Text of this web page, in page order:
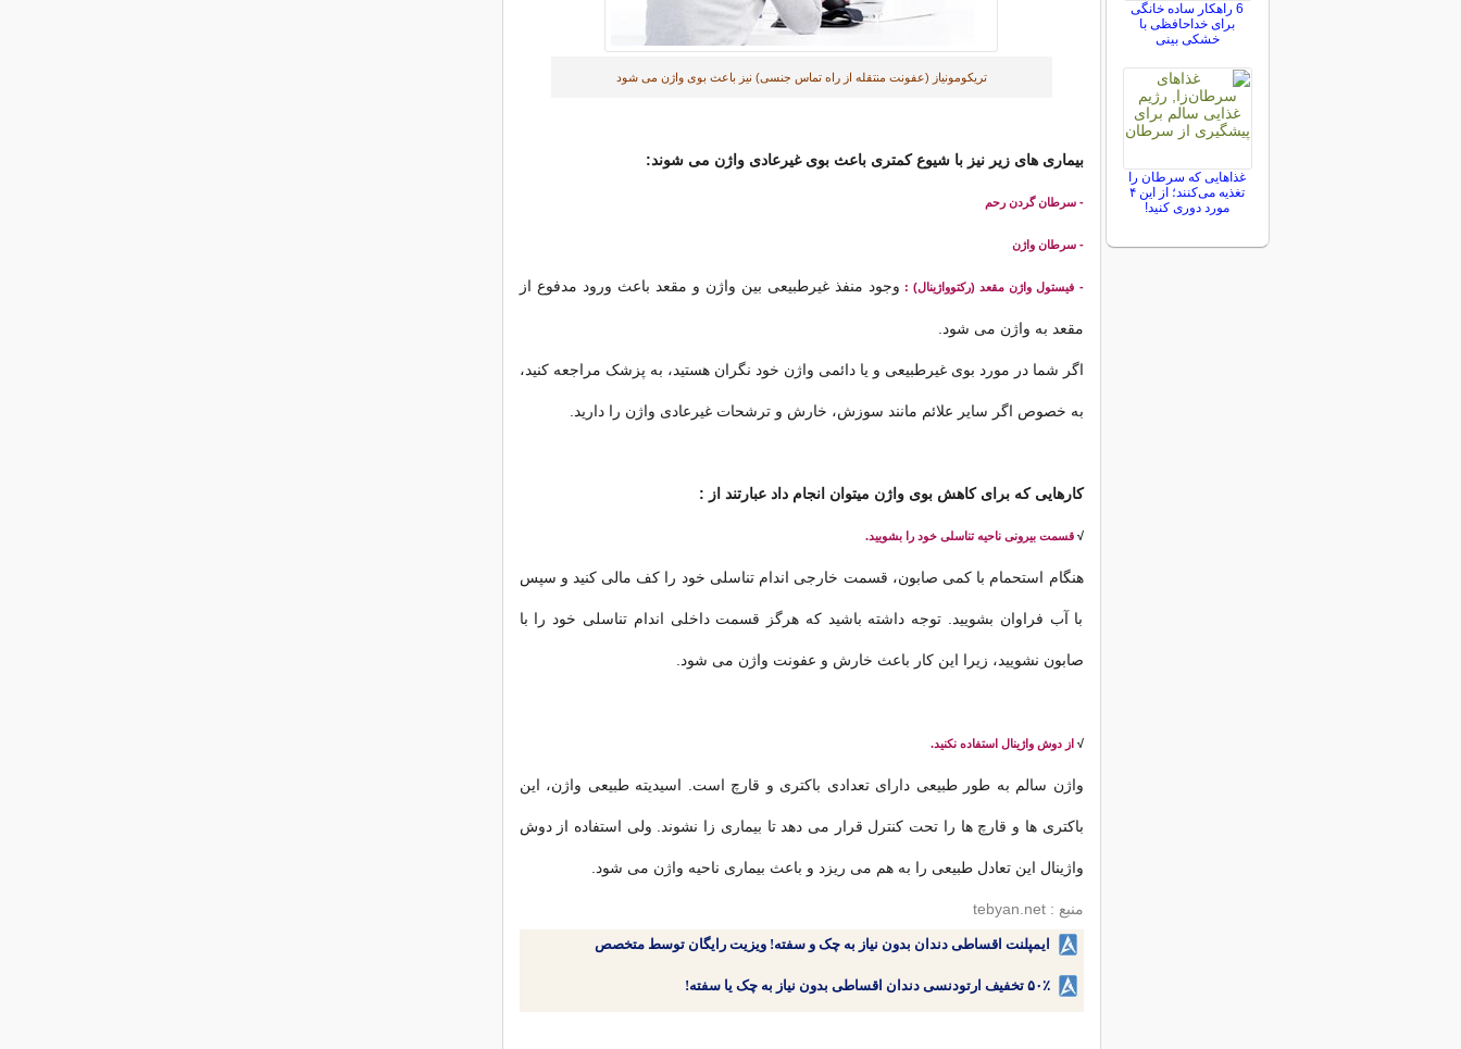
تریکومونیاز (عفونت منتقله از راه تماس جنسی) نیز باعث بوی واژن می شود
بیماری های زیر نیز با شیوع کمتری باعث بوی غیرعادی واژن می شوند:
- سرطان گردن رحم
- سرطان واژن
- فیستول واژن مقعد (رکتوواژینال) : وجود منفذ غیرطبیعی بین واژن و مقعد باعث ورود مدفوع از
مقعد به واژن می شود.
اگر شما در مورد بوی غیرطبیعی و یا دائمی واژن خود نگران هستید، به پزشک مراجعه کنید،
به خصوص اگر سایر علائم مانند سوزش، خارش و ترشحات غیرعادی واژن را دارید.
کارهایی که برای کاهش بوی واژن میتوان انجام داد عبارتند از :
√قسمت بیرونی ناحیه تناسلی خود را بشویید.
هنگام استحمام با کمی صابون، قسمت خارجی اندام تناسلی خود را کف مالی کنید و سپس
با آب فراوان بشویید. توجه داشته باشید که هرگز قسمت داخلی اندام تناسلی خود را با
صابون نشویید، زیرا این کار باعث خارش و عفونت واژن می شود.
√از دوش واژینال استفاده نکنید.
واژن سالم به طور طبیعی دارای تعدادی باکتری و قارچ است. اسیدیته طبیعی واژن، این
باکتری ها و قارچ ها را تحت کنترل قرار می دهد تا بیماری زا نشوند. ولی استفاده از دوش
واژینال این تعادل طبیعی را به هم می ریزد و باعث بیماری ناحیه واژن می شود.
منبع : tebyan.net
ایمپلنت اقساطی دندان بدون نیاز به چک و سفته! ویزیت رایگان توسط متخصص
۵۰٪ تخفیف ارتودنسی دندان اقساطی بدون نیاز به چک یا سفته!
6 راهکار ساده خانگی
برای خداحافظی با
خشکی بینی
غذاهایی که سرطان را
تغذیه می‌کنند؛ از این ۴
مورد دوری کنید!